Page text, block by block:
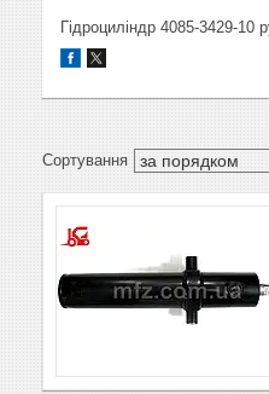
Гідроциліндр 4085-3429-10